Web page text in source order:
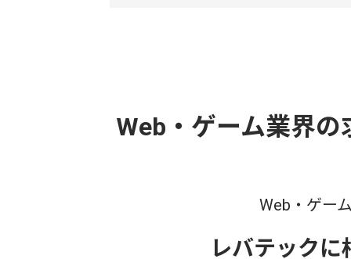
Web・ゲーム業界
Web・ゲー
レバテック